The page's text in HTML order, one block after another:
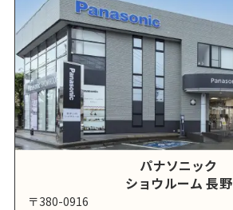
パナソニック
ショウルーム 長野
〒380-0916